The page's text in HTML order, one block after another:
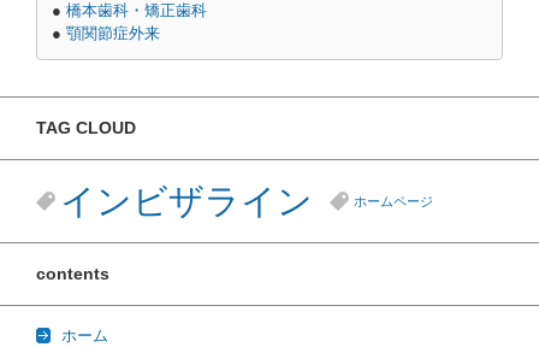
● 橋本歯科・矯正歯科
● 顎関節症外来
TAG CLOUD
インビザライン ホームページ
contents
ホーム